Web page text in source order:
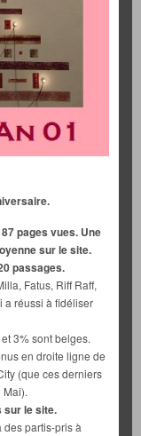
pages vues. Une
sur le site.
passages.
Fatus, Riff Raff,
a réussi à fidéliser
3% sont belges.
en droite ligne de
(que ces derniers
Mai).
sur le site.
des partis-pris à